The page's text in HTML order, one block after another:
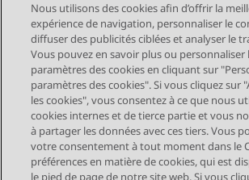
Send Feedback
Navigation par sujet
Sujet précédent
Nous utilisons des cookies afin d’offrir la
expérience de navigation, personnaliser le
diffuser des publicités ciblées et analyser le
Vous pouvez en savoir plus ou personnaliser
paramètres des cookies en cliquant sur
paramètres des cookies". Si vous cliquez sur
les cookies", vous consentez à ce que nous
cookies internes et de tierce partie et vous
à partager les données avec ces tiers. Vous
votre consentement à tout moment dans le
préférences en matière de cookies, qui est
le pied de page de notre site web. Si vous